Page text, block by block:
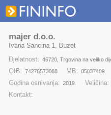
majer d.o.o.
Ivana Sancina 1, Buzet
Djelatnost: 46720, Trgovina na veliko
OIB: 74276573088 MB: 05037409
Godina osnivanja: 2019. Veličina:
Kontakt: